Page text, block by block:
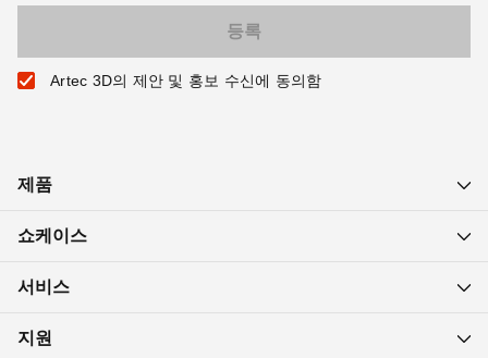
Artec 3D의 제안 및 홍보 수신에 동의함
제품
쇼케이스
서비스
지원